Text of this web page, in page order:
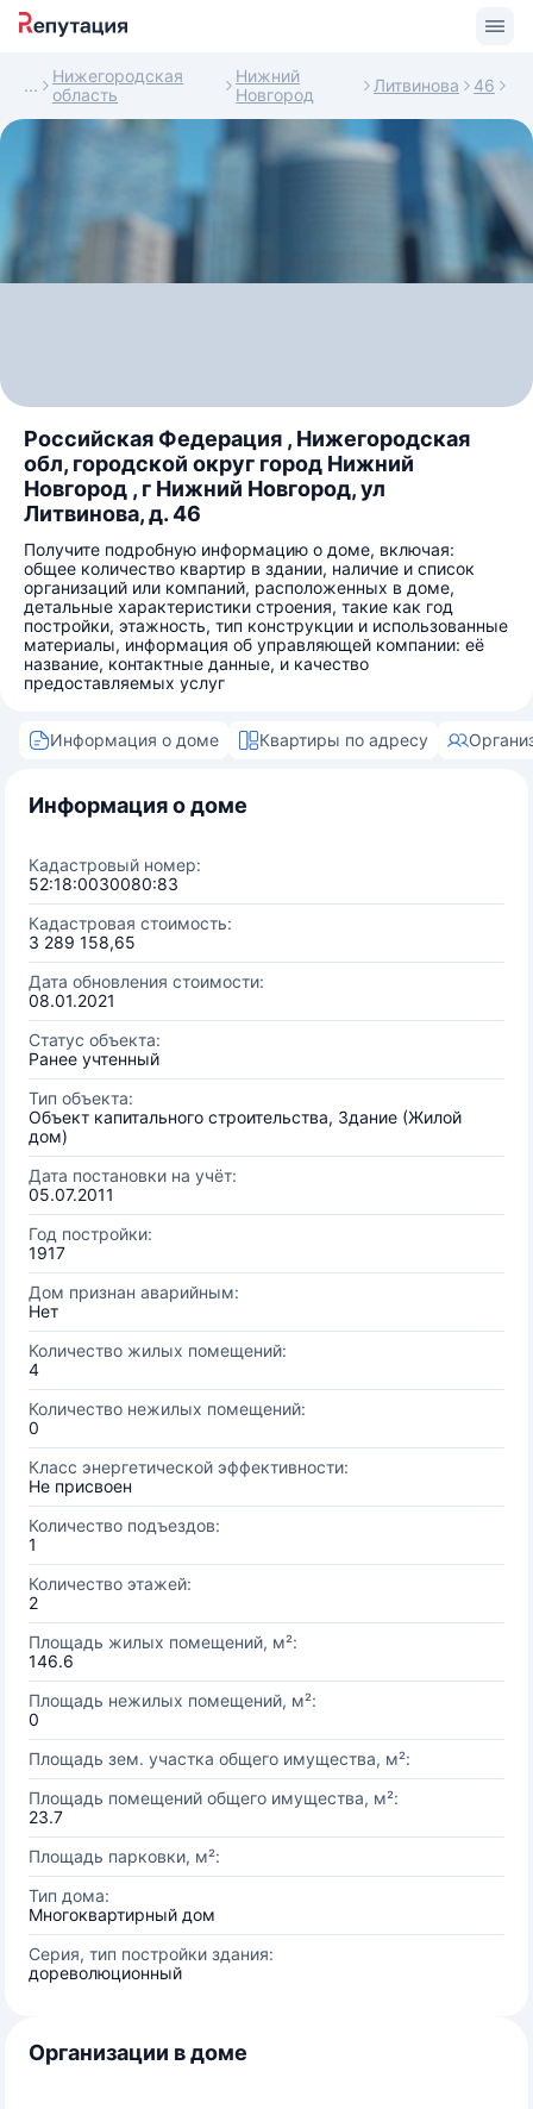
Нижегородская
область
Нижний
Новгород
Литвинова 46
Российская Федерация , Нижегородская
обл, городской округ город Нижний
Новгород , г Нижний Новгород, ул
Литвинова, д. 46
Получите подробную информацию о доме, включая:
общее количество квартир в здании, наличие и список
организаций или компаний, расположенных в доме,
детальные характеристики строения, такие как год
постройки, этажность, тип конструкции и использованные
материалы, информация об управляющей компании: её
название, контактные данные, и качество
предоставляемых услуг
Информация о доме Квартиры по адресу
Информация о доме
Кадастровый номер:
52:18:0030080:83
Кадастровая стоимость:
3 289 158,65
Дата обновления стоимости:
08.01.2021
Статус объекта:
Ранее учтенный
Тип объекта:
Объект капитального строительства, Здание (Жилой
дом)
Дата постановки на учёт:
05.07.2011
Год постройки:
1917
Дом признан аварийным:
Нет
Количество жилых помещений:
4
Количество нежилых помещений:
0
Класс энергетической эффективности:
Не присвоен
Количество подъездов:
1
Количество этажей:
2
Площадь жилых помещений, м²:
146.6
Площадь нежилых помещений, м²:
0
Площадь зем. участка общего имущества, м²:
Площадь помещений общего имущества, м²:
23.7
Площадь парковки, м²:
Тип дома:
Многоквартирный дом
Серия, тип постройки здания:
дореволюционный
Организации в доме